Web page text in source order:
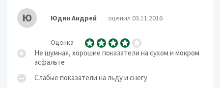
Ю Юдин Андрей оценил 03.11.2016
Оценка
Не шумная, хорошие показатели на сухом и мокром
асфальте
Слабые показатели на льду и снегу